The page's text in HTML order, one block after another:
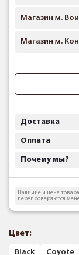
Магазин м.
Магазин м.
Доставка
Оплата
Почему мы?
Наличие и цена
перепроверяются
Цвет:
Black Coyote